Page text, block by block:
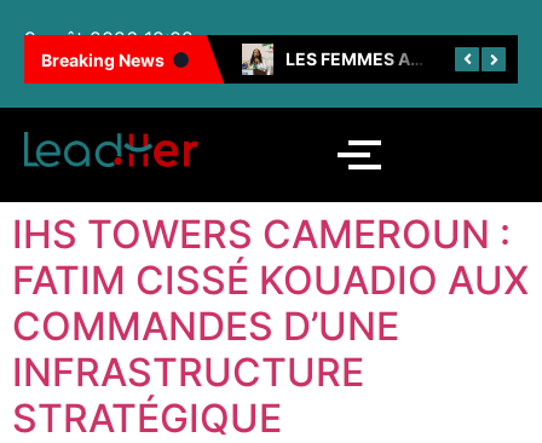
9 août 2026 12:02
Breaking News 100 FEMMES NOIRES INSPIRANTES : LES CAMEROUNAISES BRILLENT ENCORE LES FEMMES AU CŒUR DE LA SNH
IHS TOWERS CAMEROUN :
FATIM CISSÉ KOUADIO AUX
COMMANDES D’UNE
INFRASTRUCTURE
STRATÉGIQUE